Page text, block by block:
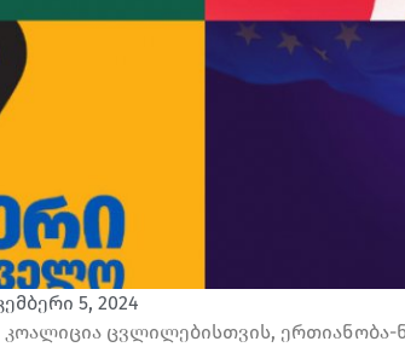
5, 2024
ცვლილებისთვის, ერთიანობა-